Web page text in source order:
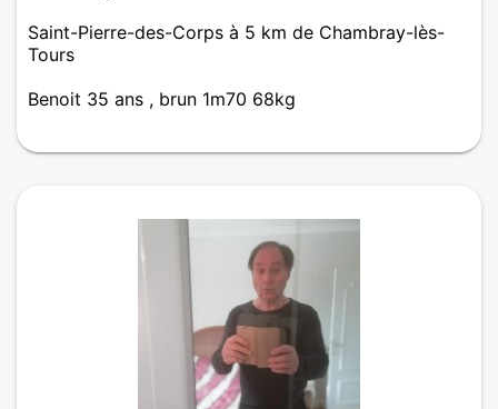
Saint-Pierre-des-Corps à 5 km de Chambray-lès-
Tours
Benoit 35 ans , brun 1m70 68kg